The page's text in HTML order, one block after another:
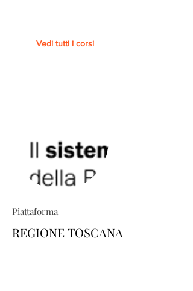
Vedi tutti i corsi
Piattaforma
REGIONE TOSCANA